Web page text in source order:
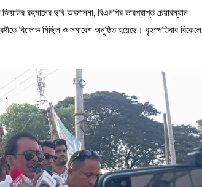
রহমানের ছবি অবমাননা, বিএনপির ভারপ্রাপ্ত চেয়ারম্যান
বিক্ষোভ মিছিল ও সমাবেশ অনুষ্ঠিত হয়েছে। বৃহস্পতিবার বিকেলে